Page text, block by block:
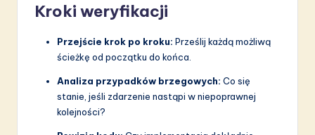
Kroki weryfikacji
Przejście krok po kroku: Prześlij każdą możliwą
ścieżkę od początku do końca.
Analiza przypadków brzegowych: Co się
stanie, jeśli zdarzenie nastąpi w niepoprawnej
kolejności?